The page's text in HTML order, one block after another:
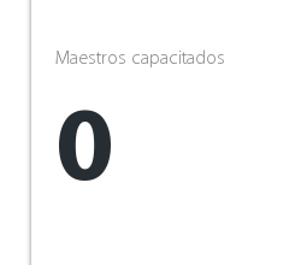
Maestros capacitados
0